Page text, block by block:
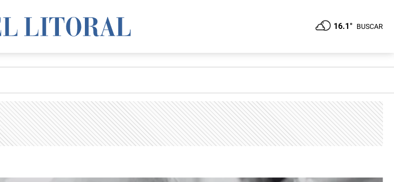
16.1° BUSCAR